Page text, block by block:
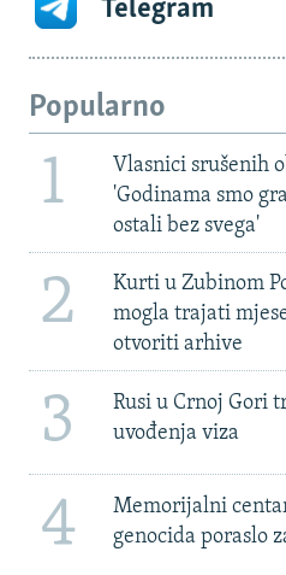
Telegram
Popularno
1
Vlasnici srušenih
'Godinama smo
ostali bez svega'
2
Kurti u Zubinom
mogla trajati
otvoriti arhive
3
Rusi u Crnoj Gori
uvođenja viza
4
Memorijalni
genocida poraslo